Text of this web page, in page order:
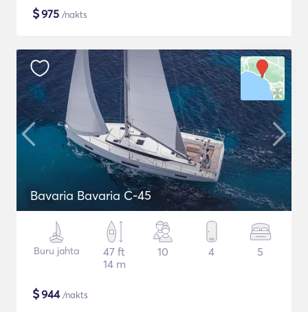
$975 /nakts
Bavaria Bavaria C-45
Buru jahta
47 ft
14 m
10 4 5
$944/nakts